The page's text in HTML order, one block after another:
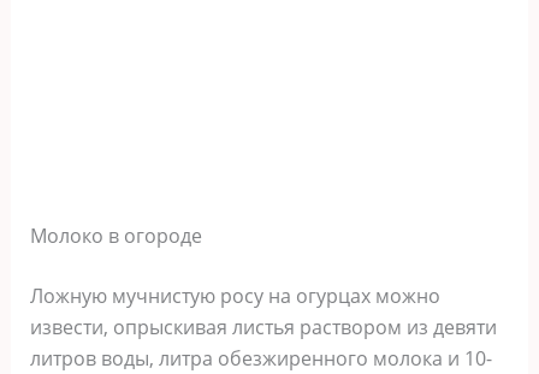
Молоко в огороде
Ложную мучнистую росу на огурцах можно
извести, опрыскивая листья раствором из девяти
литров воды, литра обезжиренного молока и 10-